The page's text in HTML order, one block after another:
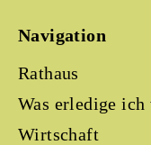
Navigation
Rathaus
Was erledige ich
Wirtschaft